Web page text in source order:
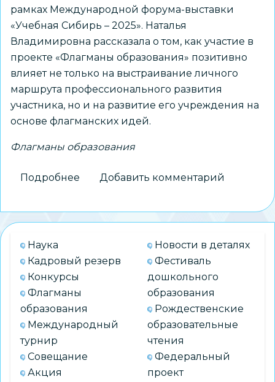
рамках Международной форума-выставки
«Учебная Сибирь – 2025». Наталья
Владимировна рассказала о том, как участие в
проекте «Флагманы образования» позитивно
влияет не только на выстраивание личного
маршрута профессионального развития
участника, но и на развитие его учреждения на
основе флагманских идей.
Флагманы образования
Подробнее
сообщество
«Флагманов
образования»
Новосибирской
Добавить комментарий
Наука
Кадровый резерв
Конкурсы
Флагманы
образования
Международный
турнир
Совещание
Акция
Новости в деталях
Фестиваль
дошкольного
образования
Рождественские
образовательные
чтения
Федеральный
проект